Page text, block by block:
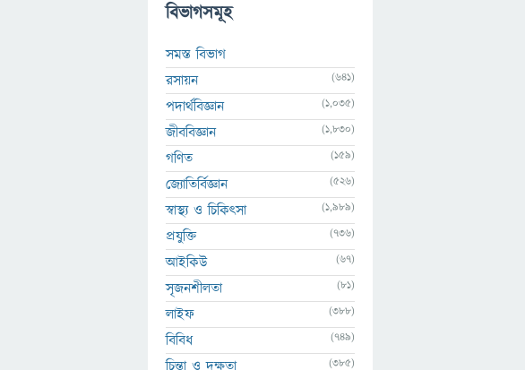
বিভাগসমূহ
সমস্ত বিভাগ
রসায়ন
(641)
পদার্থবিজ্ঞান (1,035)
জীববিজ্ঞান (1,830)
গণিত (159)
জ্যোতির্বিজ্ঞান (526)
স্বাস্থ্য ও চিকিৎসা (1,989)
প্রযুক্তি (736)
আইকিউ (67)
সৃজনশীলতা (81)
লাইফ (388)
বিবিধ (749)
চিন্তা ও দক্ষতা (385)